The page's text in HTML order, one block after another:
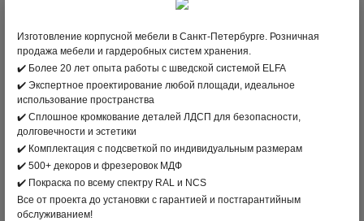
километраж за пределы
КАД 70 руб./км
заказа на корп.изделие/
километраж за пределы
Изготовление корпусной мебели в Санкт-Петербурге. Розничная
продажа мебели и гардеробных систем хранения.
✔️ Более 20 лет опыта работы с шведской системой ELFA
✔️ Экспертное проектирование любой площади, идеальное
использование пространства
✔️ Сплошное кромкование деталей ЛДСП для безопасности,
долговечности и эстетики
✔️ Комплектация с подсветкой по индивидуальным размерам
✔️ 500+ декоров и фрезеровок МДФ
✔️ Покраска по всему спектру RAL и NCS
Все от проекта до установки с гарантией и постгарантийным
обслуживанием!